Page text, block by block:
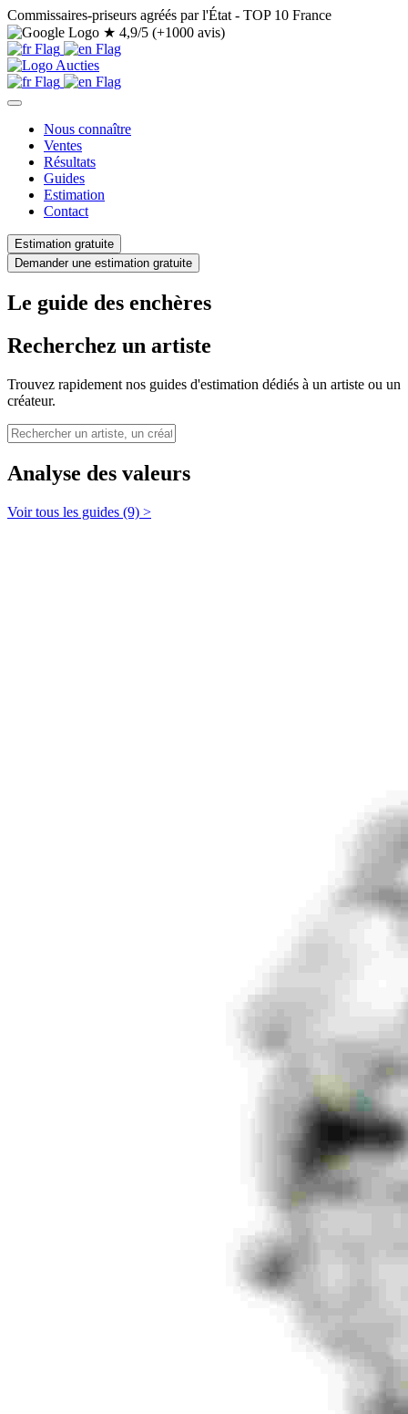
Commissaires-priseurs agréés par l'État - TOP 10 France
★ 4,9/5 (+1000 avis)
Nous connaître
Ventes
Résultats
Guides
Estimation
Contact
Estimation gratuite
Demander une estimation gratuite
Le guide des enchères
Recherchez un artiste
Trouvez rapidement nos guides d'estimation dédiés à un artiste ou un
créateur.
Analyse des valeurs
Voir tous les guides (9) >